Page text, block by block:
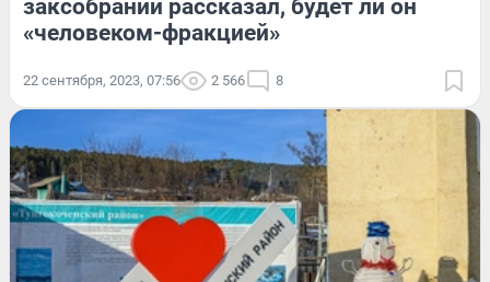
заксобрании рассказал, будет ли он
«человеком-фракцией»
22 сентября, 2023, 07:56 2 566 8